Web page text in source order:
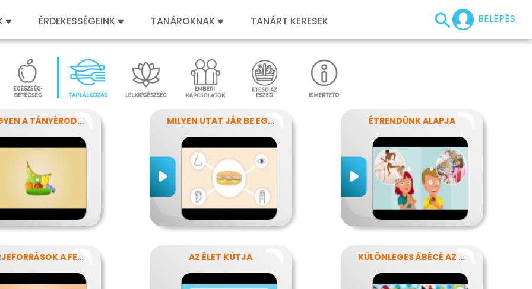
BELÉPÉS
ÉRDEKESSÉGEINK TANÁROKNAK TANÁRT KERESEK
MI LEGYEN A TÁNYÉRODON? MILYEN UTAT JÁR BE EGY FALAT? ÉTRENDÜNK ALAPJA
FEHÉRJEFORRÁSOK A FEJLŐDÉSHEZ AZ ÉLET KÚTJA KÜLÖNLEGES ÁBÉCÉ AZ ÉTELEKBEN